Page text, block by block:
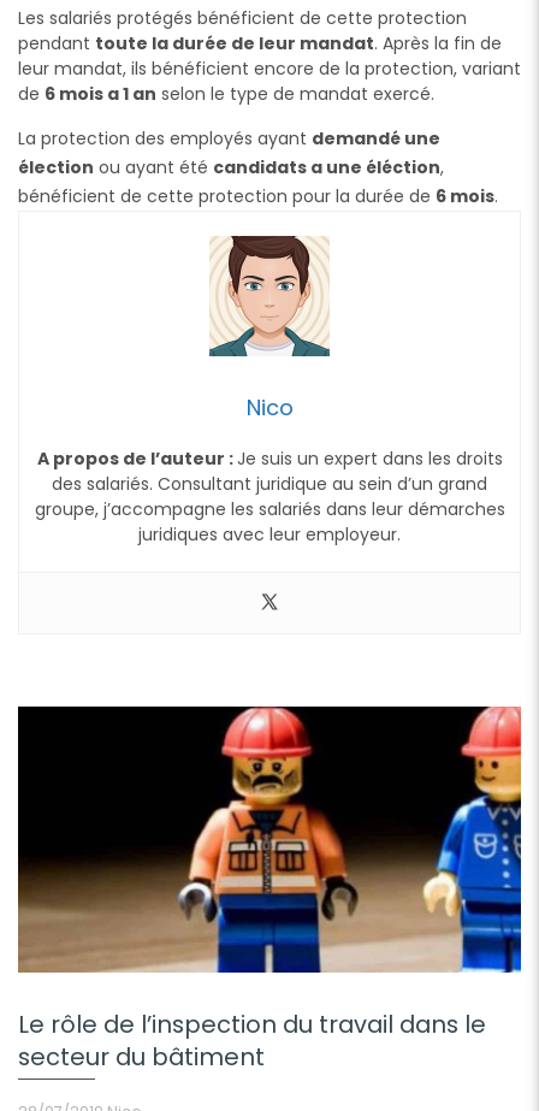
Les salariés protégés bénéficient de cette protection
pendant toute la durée de leur mandat. Après la fin de
leur mandat, ils bénéficient encore de la protection, variant
de 6 mois a 1 an selon le type de mandat exercé.
La protection des employés ayant demandé une
élection ou ayant été candidats a une éléction,
bénéficient de cette protection pour la durée de 6 mois.
Nico
A propos de l’auteur :Je suis un expert dans les droits
des salariés. Consultant juridique au sein d’un grand
groupe, j’accompagne les salariés dans leur démarches
juridiques avec leur employeur.
Le rôle de l’inspection du travail dans le
secteur du bâtiment